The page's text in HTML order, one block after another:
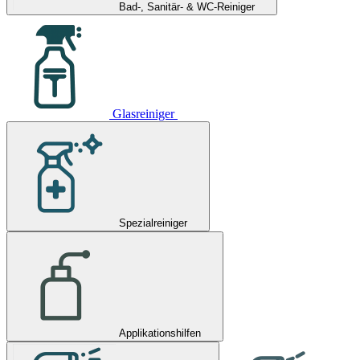
Bad-, Sanitär- & WC-Reiniger
Glasreiniger
Spezialreiniger
Applikationshilfen